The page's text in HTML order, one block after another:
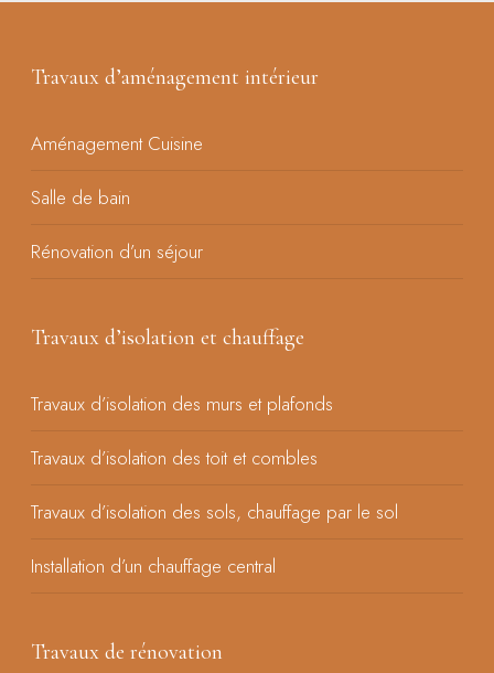
Travaux d’aménagement intérieur
Aménagement Cuisine
Salle de bain
Rénovation d’un séjour
Travaux d’isolation et chauffage
Travaux d’isolation des murs et plafonds
Travaux d’isolation des toit et combles
Travaux d’isolation des sols, chauffage par le sol
Installation d’un chauffage central
Travaux de rénovation